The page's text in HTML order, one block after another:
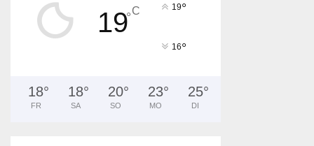
19°C 19°
16°
18°
FR
18°
SA
20°
SO
23°
MO
25°
DI